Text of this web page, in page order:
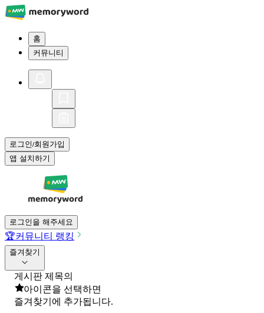
홈
커뮤니티
로그인/회원가입
앱 설치하기
로그인을 해주세요
🏆커뮤니티 랭킹
즐겨찾기
게시판 제목의
아이콘을 선택하면
즐겨찾기에 추가됩니다.